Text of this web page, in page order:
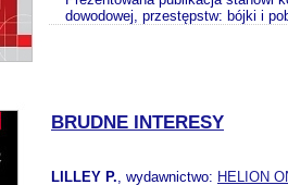
dowodowej, przestępstw: bójki i
BRUDNE INTERESY
LILLEY P., wydawnictwo: HELION